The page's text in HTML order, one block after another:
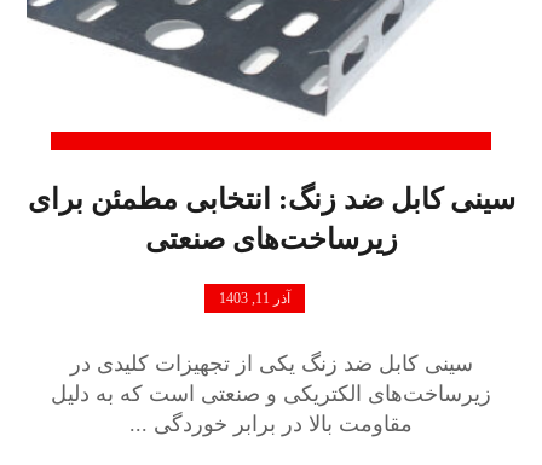
سینی کابل ضد زنگ: انتخابی مطمئن برای
زیرساخت‌های صنعتی
آذر 11, 1403
سینی کابل ضد زنگ یکی از تجهیزات کلیدی در
زیرساخت‌های الکتریکی و صنعتی است که به دلیل
مقاومت بالا در برابر خوردگی ...